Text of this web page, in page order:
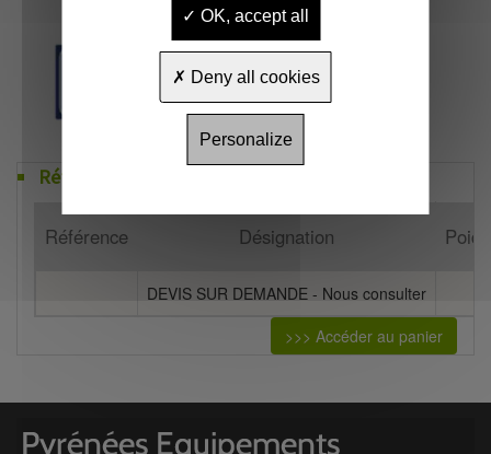
Références
Référence Désignation Poids
DEVIS SUR DEMANDE - Nous consulter
>>> Accéder au panier
OK, accept all
Deny all cookies
Personalize